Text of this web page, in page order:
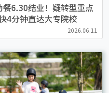
6.30结业！疑转型重点
4分钟直达大专院校
2026.06.11